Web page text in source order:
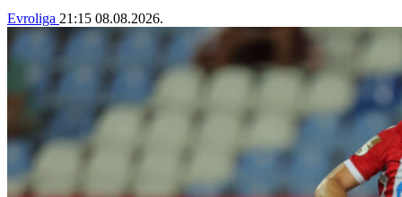
Evroliga 21:15 08.08.2026.